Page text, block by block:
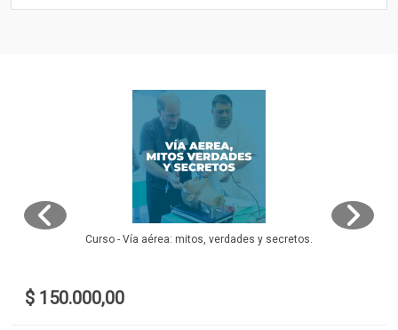
Curso - Vía aérea: mitos, verdades y secretos.
$ 150.000,00